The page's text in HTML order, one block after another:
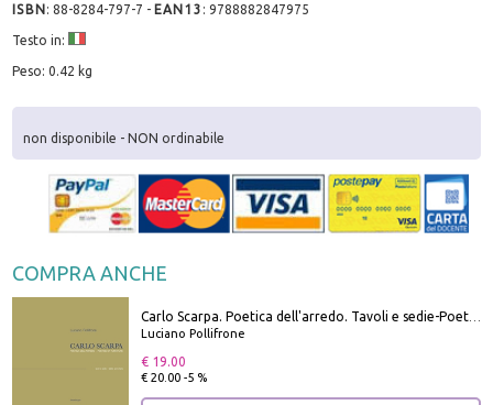
ISBN:88-8284-797-7 - EAN13 :9788882847975
Testo in:
Peso: 0.42 kg
non disponibile - NON ordinabile
COMPRA ANCHE
Carlo Scarpa. Poetica dell'arredo. Tavoli e sedie-Poetics of furniture. Tables and chairs. Ediz. bilingue
Luciano Pollifrone
€ 19.00
€ 20.00 -5 %